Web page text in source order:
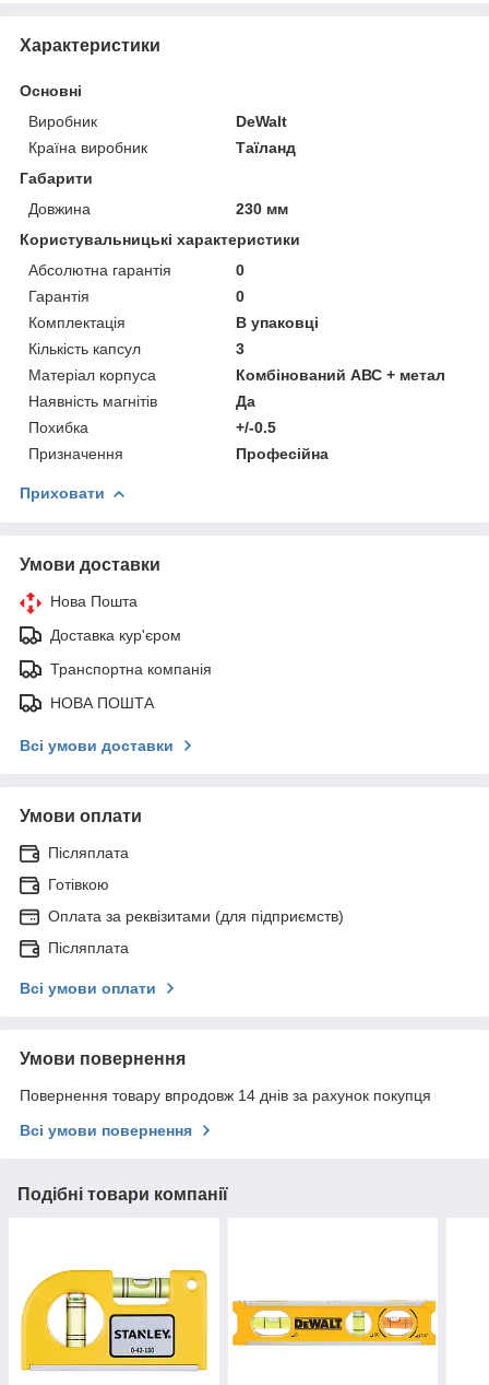
Характеристики
Основні
Виробник
DeWalt
Країна виробник
Таїланд
Габарити
Довжина
230 мм
Користувальницькі характеристики
Абсолютна гарантія
0
Гарантія
0
Комплектація
В упаковці
Кількість капсул
3
Матеріал корпуса
Комбінований АВС + метал
Наявність магнітів
Да
Похибка
+/-0.5
Призначення
Професійна
Приховати
Умови доставки
Нова Пошта
Доставка кур'єром
Транспортна компанія
НОВА ПОШТА
Всі умови доставки
Умови оплати
Післяплата
Готівкою
Оплата за реквізитами (для підприємств)
Післяплата
Всі умови оплати
Умови повернення
Повернення товару впродовж 14 днів за рахунок покупця
Всі умови повернення
Подібні товари компанії